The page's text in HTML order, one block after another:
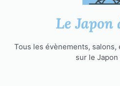
Le Japon
Tous les évènements,
sur le Japon